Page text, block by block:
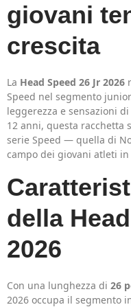
giovani
crescita
La Head Speed 26 Jr 2026
Speed nel segmento
leggerezza e sensazioni
12 anni, questa racchetta
serie Speed — quella di
campo dei giovani atleti
della
2026
Con una lunghezza di 26
2026 occupa il segmento